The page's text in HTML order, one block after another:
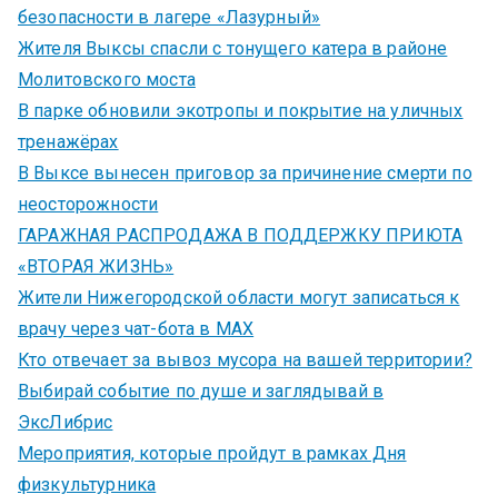
безопасности в лагере «Лазурный»
Жителя Выксы спасли с тонущего катера в районе
Молитовского моста
В парке обновили экотропы и покрытие на уличных
тренажёрах
В Выксе вынесен приговор за причинение смерти по
неосторожности
ГАРАЖНАЯ РАСПРОДАЖА В ПОДДЕРЖКУ ПРИЮТА
«ВТОРАЯ ЖИЗНЬ»
Жители Нижегородской области могут записаться к
врачу через чат-бота в MAX
Кто отвечает за вывоз мусора на вашей территории?
Выбирай событие по душе и заглядывай в
ЭксЛибрис
Мероприятия, которые пройдут в рамках Дня
физкультурника